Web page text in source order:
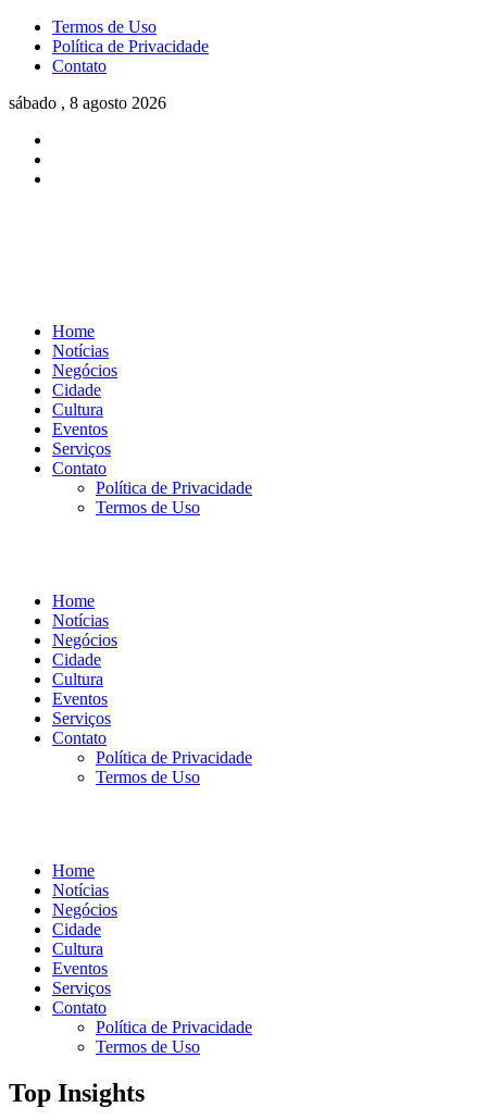
Termos de Uso
Política de Privacidade
Contato
sábado , 8 agosto 2026
Home
Notícias
Negócios
Cidade
Cultura
Eventos
Serviços
Contato
Política de Privacidade
Termos de Uso
Home
Notícias
Negócios
Cidade
Cultura
Eventos
Serviços
Contato
Política de Privacidade
Termos de Uso
Home
Notícias
Negócios
Cidade
Cultura
Eventos
Serviços
Contato
Política de Privacidade
Termos de Uso
Top Insights